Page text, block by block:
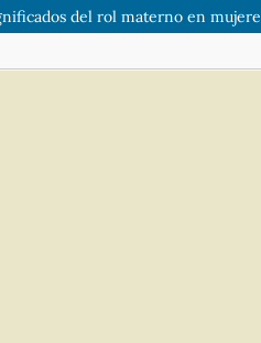
del rol materno en